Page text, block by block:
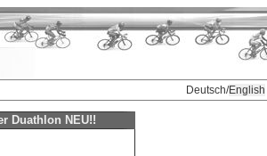
Deutsch/English
Duathlon NEU!!